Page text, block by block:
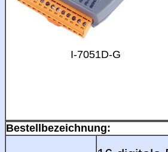
I-7051D-G
Bestellbezeichnung: